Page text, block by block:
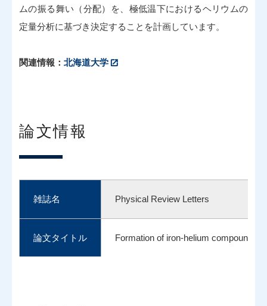
ムの振る舞い（分配）を、極低温下におけるヘリウムの
定量分析に基づき決定することを計画しています。
関連情報： 北海道大学
論文情報
雑誌名 Physical Review Letters
論文タイトル Formation of iron-helium compounds